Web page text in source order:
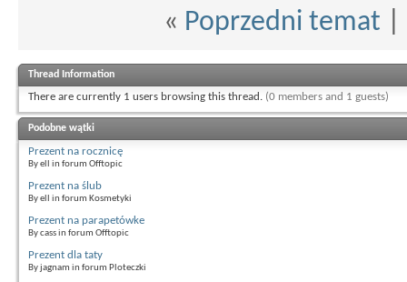
« Poprzedni temat
Thread Information
There are currently 1 users browsing this thread. (0 members and 1 guests)
Podobne wątki
Prezent na rocznicę
By ell in forum Offtopic
Prezent na ślub
By ell in forum Kosmetyki
Prezent na parapetówke
By cass in forum Offtopic
Prezent dla taty
By jagnam in forum Ploteczki